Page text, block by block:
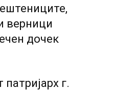
верници
дочек
г.